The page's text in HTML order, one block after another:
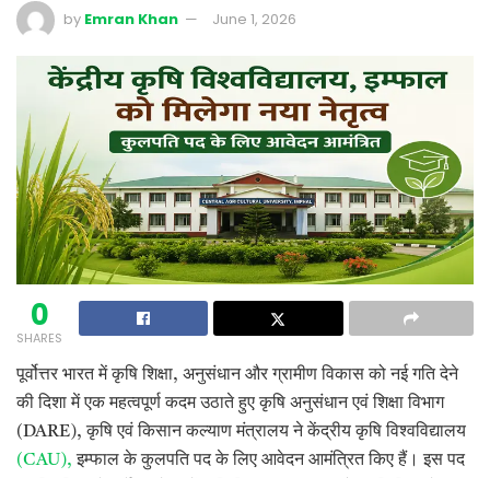
by Emran Khan June 1, 2026
0
SHARES
पूर्वोत्तर भारत में कृषि शिक्षा, अनुसंधान और ग्रामीण विकास को नई गति देने
की दिशा में एक महत्वपूर्ण कदम उठाते हुए कृषि अनुसंधान एवं शिक्षा विभाग
(DARE), कृषि एवं किसान कल्याण मंत्रालय ने केंद्रीय कृषि विश्वविद्यालय
(CAU), इम्फाल के कुलपति पद के लिए आवेदन आमंत्रित किए हैं। इस पद